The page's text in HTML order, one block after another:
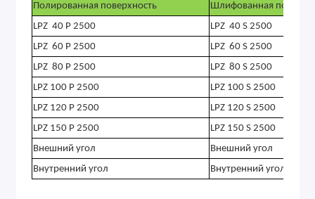
Полированная поверхность
Шлифованная
LPZ 40 P 2500
LPZ 40 S 2500
LPZ 60 P 2500
LPZ 60 S 2500
LPZ 80 P 2500
LPZ 80 S 2500
LPZ 100 P 2500
LPZ 100 S 2500
LPZ 120 P 2500
LPZ 120 S 2500
LPZ 150 P 2500
LPZ 150 S 2500
Внешний угол
Внешний угол
Внутренний угол
Внутренний угол